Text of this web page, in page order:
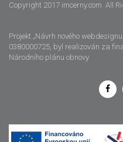
Copyright 2017 imcerny.com All
Projekt „Návrh nového
0380000725, byl realizován za
Národního plánu obnovy.